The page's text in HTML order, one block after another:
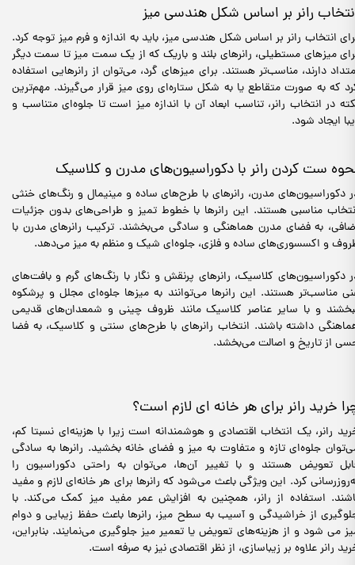
رانر بر اساس شکل هندسی میز
انتخاب رانر بر اساس شکل هندسی میز، باید به اندازه و فرم میز توجه کرد.
میزهای مستطیلی، رانرهای بلند و باریک که از یک سمت میز تا سمت دیگر
دارند، مناسب‌تر هستند. برای میزهای گرد، می‌توان از رانرهایی استفاده
که به صورت متقاطع یا به شکل ستاره‌ای روی میز قرار می‌گیرند. مهم‌ترین
در انتخاب رانر، تناسب ابعاد آن با اندازه میز است تا جلوه‌ای متناسب و
ایجاد شود.
ست کردن رانر با دکوراسیون‌های مدرن و کلاسیک
دکوراسیون‌های مدرن، رانرهای با طرح‌های ساده و مینیمال و رنگ‌های خنثی
مناسبی هستند. این رانرها با خطوط تمیز و طراحی‌های بدون جزئیات
به فضای مدرن هماهنگی و سادگی می‌بخشند. ترکیب رانرهای مدرن با
و اکسسوری‌های ساده و فلزی، جلوه‌ای شیک و منظم به میز می‌دهد.
دکوراسیون‌های کلاسیک، رانرهای پرنقش و نگار با رنگ‌های گرم و بافت‌های
مناسب‌تر هستند. این رانرها می‌توانند به میزها جلوه‌ای مجلل و پرشکوه
و با سایر عناصر کلاسیک مانند ظروف چینی و شمعدان‌های قدیمی
داشته باشند. انتخاب رانرهای با طرح‌های سنتی و کلاسیک، به فضا
از تاریخ و اصالت می‌بخشد.
خرید رانر برای هر خانه ای لازم است؟
رانر، یک انتخاب اقتصادی و هوشمندانه است زیرا با هزینه‌ای نسبتا کم،
جلوه‌ای تازه و متفاوت به میز و فضای خانه بخشید. رانرها به سادگی
تعویض هستند و با تغییر آن‌ها، می‌توان به راحتی دکوراسیون را
کرد. این ویژگی باعث می‌شود که رانرها برای هر خانه‌ای لازم و مفید
استفاده از رانر، همچنین به افزایش عمر مفید میز کمک می‌کند. با
از خراشیدگی و آسیب به سطح میز، رانرها باعث حفظ زیبایی و دوام
می شود و از هزینه‌های تعویض یا تعمیر میز جلوگیری می‌نمایند. بنابراین،
رانر علاوه بر زیباسازی، از نظر اقتصادی نیز به صرفه است.